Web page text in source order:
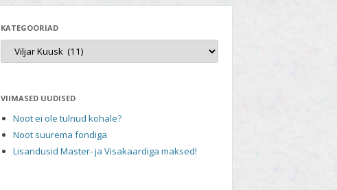
KATEGOORIAD
VIIMASED UUDISED
Noot ei ole tulnud kohale?
Noot suurema fondiga
Lisandusid Master- ja Visakaardiga maksed!